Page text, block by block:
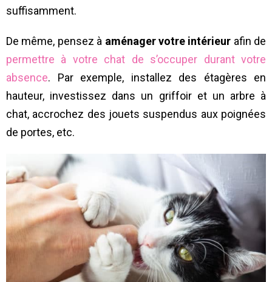
suffisamment.
De même, pensez à aménager votre intérieur afin de
permettre à votre chat de s’occuper durant votre
absence. Par exemple, installez des étagères en
hauteur, investissez dans un griffoir et un arbre à
chat, accrochez des jouets suspendus aux poignées
de portes, etc.